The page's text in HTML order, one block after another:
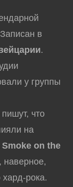
в
.
у группы
что
на
Smoke on the
наверное,
хард-рока.